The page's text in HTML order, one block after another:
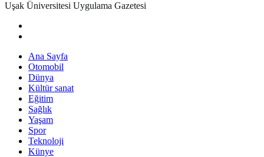
Uşak Üniversitesi Uygulama Gazetesi
Ana Sayfa
Otomobil
Dünya
Kültür sanat
Eğitim
Sağlık
Yaşam
Spor
Teknoloji
Künye